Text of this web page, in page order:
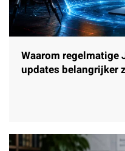
Waarom regelmatige
updates belangrijker